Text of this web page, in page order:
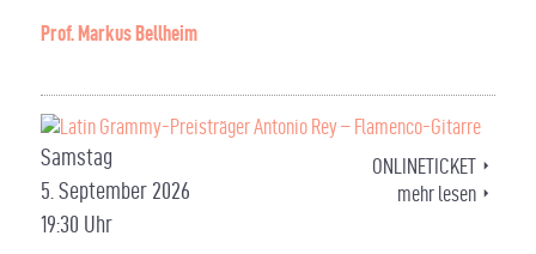
Prof. Markus Bellheim
Samstag
5. September 2026
19:30 Uhr
ONLINETICKET
mehr lesen